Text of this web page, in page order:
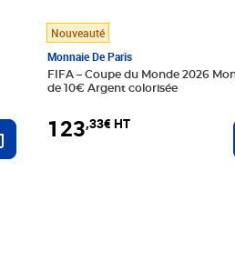
Ajouter au panier
Nouveauté
Monnaie De Paris
FIFA – Coupe du Monde 2026
de 10€ Argent colorisée
123,33€ HT